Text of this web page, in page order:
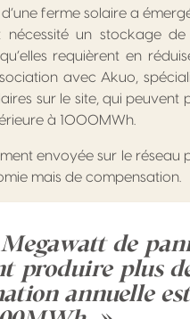
d’une ferme solaire a
un stockage de
requièrent en
avec Akuo,
sur le site, qui
à 1000MWh.
envoyée sur le réseau
mais de compensation.
de
produire plus
annuelle